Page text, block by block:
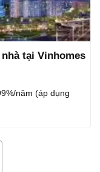
tại Vinhomes
năm (áp dụng